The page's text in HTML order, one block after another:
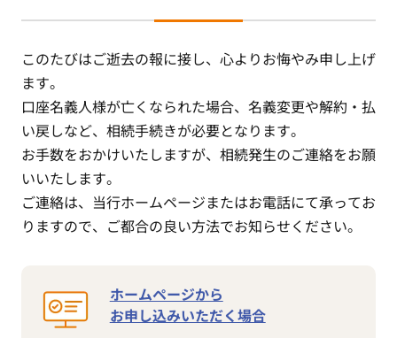
このたびはご逝去の報に接し、心よりお悔やみ申し上げ
ます。
口座名義人様が亡くなられた場合、名義変更や解約・払
い戻しなど、相続手続きが必要となります。
お手数をおかけいたしますが、相続発生のご連絡をお願
いいたします。
ご連絡は、当行ホームページまたはお電話にて承ってお
りますので、ご都合の良い方法でお知らせください。
ホームページから
お申し込みいただく場合